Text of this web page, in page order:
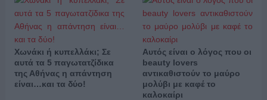
Χωνάκι ή κυπελλάκι; Σε
αυτά τα 5 παγωτατζίδικα
της Αθήνας η απάντηση
είναι…και τα δύο!
Αυτός είναι ο λόγος που οι
beauty lovers
αντικαθιστούν το μαύρο
μολύβι με καφέ το
καλοκαίρι